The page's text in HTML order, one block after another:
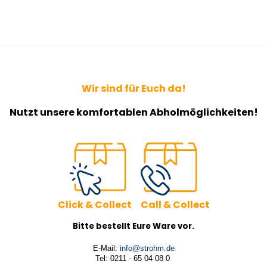
Wir sind für Euch da!
Nutzt unsere komfortablen Abholmöglichkeiten!
Click & Collect Call & Collect
Bitte bestellt Eure Ware vor.
E-Mail: info@strohm.de
Tel: 0211 - 65 04 08 0